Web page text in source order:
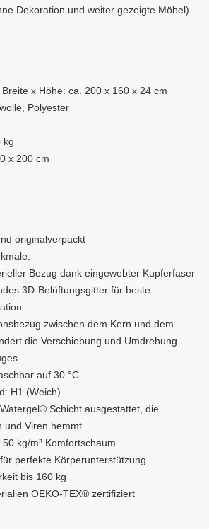
Dekoration und weiter gezeigte Möbel)
x Höhe: ca. 200 x 160 x 24 cm
Polyester
kg
x 200 cm
originalverpackt
Bezug dank eingewebter Kupferfaser
3D-Belüftungsgitter für beste
zwischen dem Kern und dem
die Verschiebung und Umdrehung
auf 30 °C
H1 (Weich)
Schicht ausgestattet, die
und Viren hemmt
50 kg/m³ Komfortschaum
perfekte Körperunterstützung
bis 160 kg
OEKO-TEX® zertifiziert